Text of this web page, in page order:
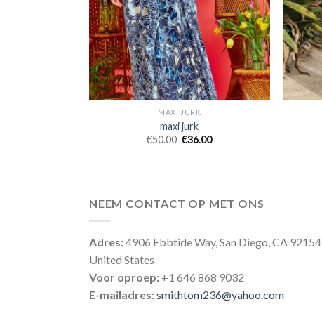
MAXI JURK
maxi jurk
€50.00 €36.00
NEEM CONTACT OP MET ONS
Adres:4906 Ebbtide Way, San Diego, CA 92154
United States
Voor oproep: +1 646 868 9032
E-mailadres:smithtom236@yahoo.com